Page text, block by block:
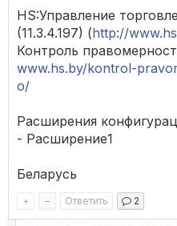
HS:Управление
(11.3.4.197) (http://
Контроль
www.hs.by/kontrol-
o/
Расширения
- Расширение1
Беларусь
+ – Ответить 2